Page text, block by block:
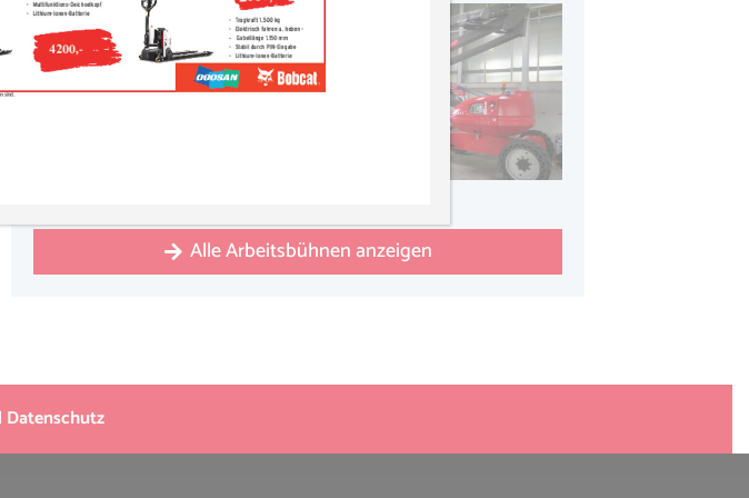
Alle Arbeitsbühnen anzeigen
| Datenschutz